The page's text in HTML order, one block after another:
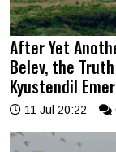
After Yet
Belev, the
Kyustendil
11 Jul 20:22